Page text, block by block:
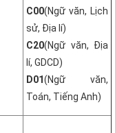
C00(Ngữ văn, Lịch
sử, Địa lí)
C20(Ngữ văn, Địa
lí, GDCD)
D01(Ngữ văn,
Toán, Tiếng Anh)